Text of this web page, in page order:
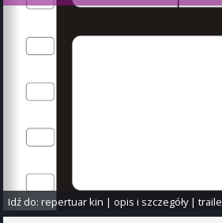
Idź do:repertuar kin |opis i szczegóły|